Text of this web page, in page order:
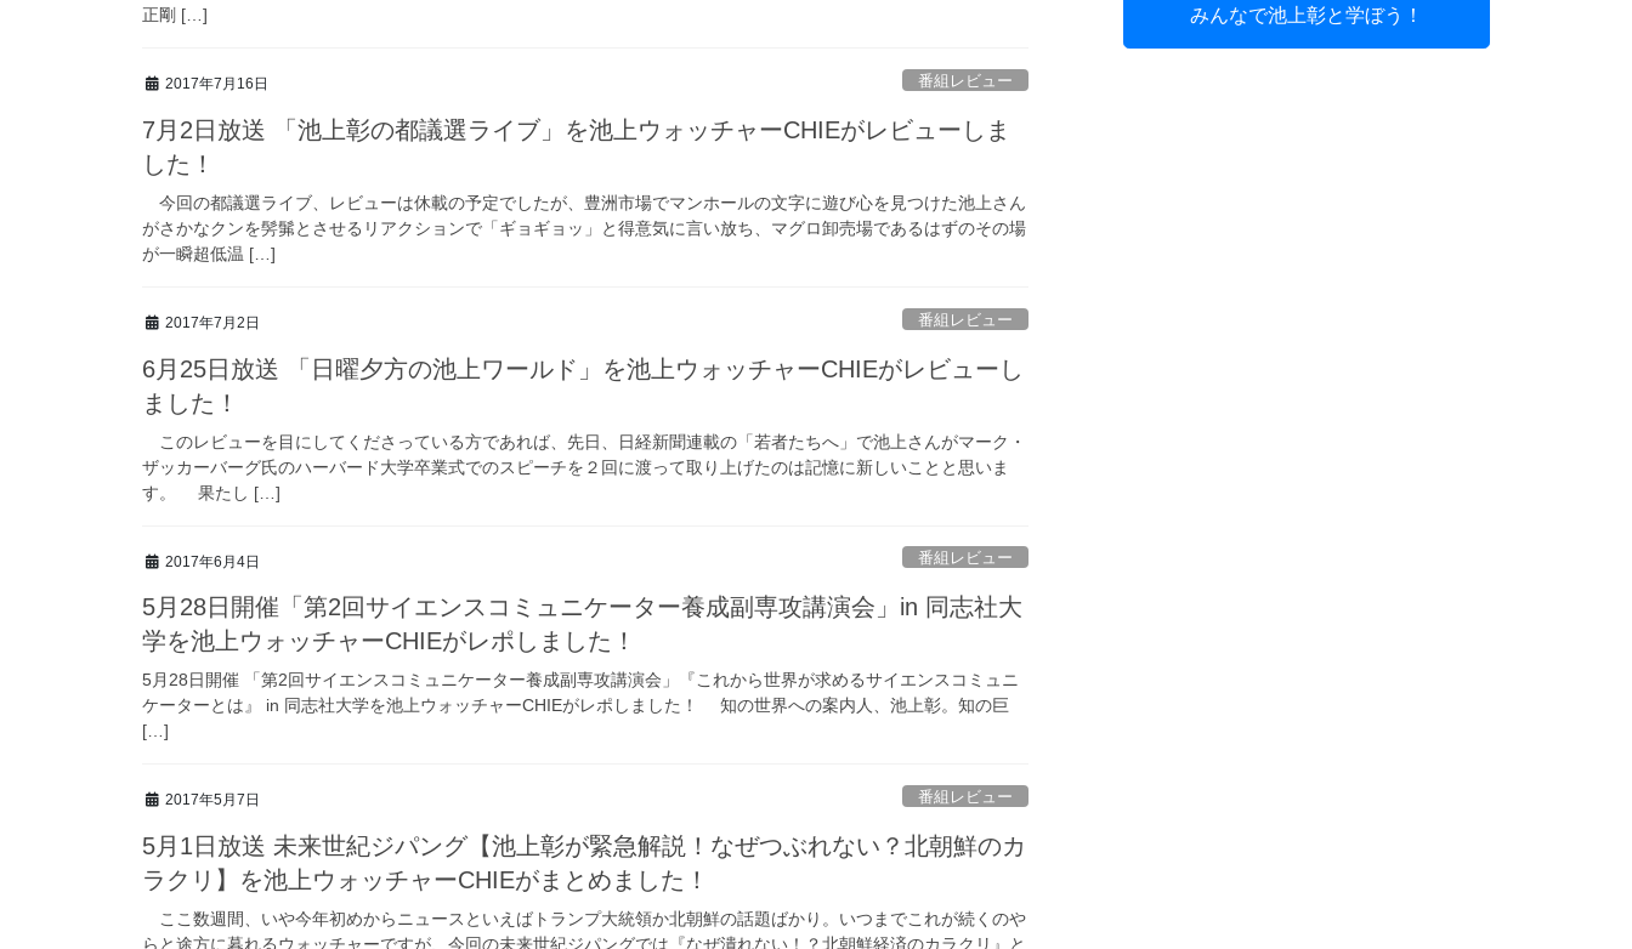
正剛 […]
2017年7月16日 番組レビュー
7月2日放送 「池上彰の都議選ライブ」を池上ウォッチャーCHIEがレビューしま
した！
今回の都議選ライブ、レビューは休載の予定でしたが、豊洲市場でマンホールの文字に遊び心を見つけた池上さん
がさかなクンを髣髴とさせるリアクションで「ギョギョッ」と得意気に言い放ち、マグロ卸売場であるはずのその場
が一瞬超低温 […]
2017年7月2日 番組レビュー
6月25日放送 「日曜夕方の池上ワールド」を池上ウォッチャーCHIEがレビューし
ました！
このレビューを目にしてくださっている方であれば、先日、日経新聞連載の「若者たちへ」で池上さんがマーク・
ザッカーバーグ氏のハーバード大学卒業式でのスピーチを２回に渡って取り上げたのは記憶に新しいことと思いま
す。 果たし […]
2017年6月4日 番組レビュー
5月28日開催「第2回サイエンスコミュニケーター養成副専攻講演会」in 同志社大
学を池上ウォッチャーCHIEがレポしました！
5月28日開催 「第2回サイエンスコミュニケーター養成副専攻講演会」『これから世界が求めるサイエンスコミュニ
ケーターとは』 in 同志社大学を池上ウォッチャーCHIEがレポしました！ 知の世界への案内人、池上彰。知の巨
[…]
2017年5月7日 番組レビュー
5月1日放送 未来世紀ジパング【池上彰が緊急解説！なぜつぶれない？北朝鮮のカ
ラクリ】を池上ウォッチャーCHIEがまとめました！
ここ数週間、いや今年初めからニュースといえばトランプ大統領か北朝鮮の話題ばかり。いつまでこれが続くのや
らと途方に暮れるウォッチャーですが、今回の未来世紀ジパングでは『なぜ潰れない！？北朝鮮経済のカラクリ』と
みんなで池上彰と学ぼう！